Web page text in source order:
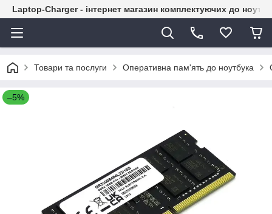
Laptop-Charger - інтернет магазин комплектуючих до
Товари та послуги Оперативна пам'ять до ноутбука
–5%